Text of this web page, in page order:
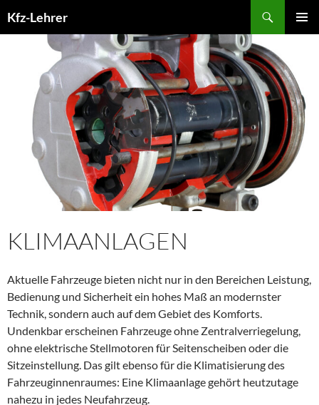
Inhalt
Kfz-Lehrer
KLIMAANLAGEN
Aktuelle Fahrzeuge bieten nicht nur in den Bereichen Leistung,
Bedienung und Sicherheit ein hohes Maß an modernster
Technik, sondern auch auf dem Gebiet des Komforts.
Undenkbar erscheinen Fahrzeuge ohne Zentralverriegelung,
ohne elektrische Stellmotoren für Seitenscheiben oder die
Sitzeinstellung. Das gilt ebenso für die Klimatisierung des
Fahrzeuginnenraumes: Eine Klimaanlage gehört heutzutage
nahezu in jedes Neufahrzeug.